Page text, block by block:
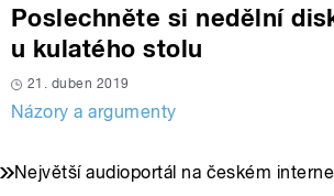
Poslechněte si nedělní
u kulatého stolu
21. duben 2019
Názory a argumenty
Největší audioportál na českém